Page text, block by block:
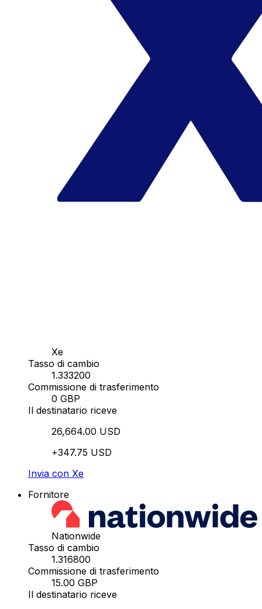
Xe
Tasso di cambio
1.333200
Commissione di trasferimento
0 GBP
Il destinatario riceve
26,664.00 USD
+347.75 USD
Invia con Xe
Fornitore
Nationwide
Tasso di cambio
1.316800
Commissione di trasferimento
15.00 GBP
Il destinatario riceve